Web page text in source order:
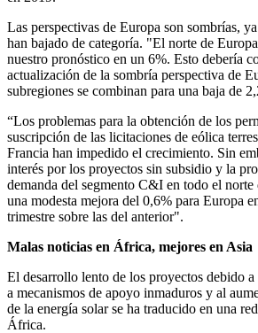
Las perspectivas de Europa son sombrías,
han bajado de categoría. "El norte de
nuestro pronóstico en un 6%. Esto debería
actualización de la sombría perspectiva de
subregiones se combinan para una baja de
“Los problemas para la obtención de los
suscripción de las licitaciones de eólica
Francia han impedido el crecimiento. Sin
interés por los proyectos sin subsidio y la
demanda del segmento C&I en todo el norte
una modesta mejora del 0,6% para Europa
trimestre sobre las del anterior".
Malas noticias en África, mejores en Asia
El desarrollo lento de los proyectos debido
a mecanismos de apoyo inmaduros y al
de la energía solar se ha traducido en una
África.